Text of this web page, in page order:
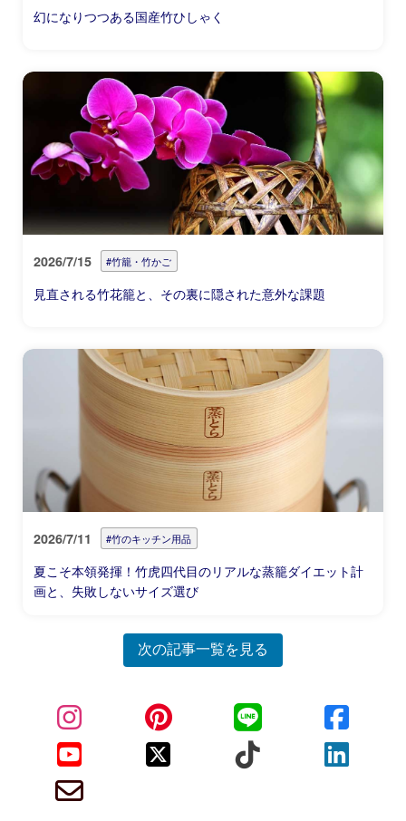
幻になりつつある国産竹ひしゃく
2026/7/15 #竹籠・竹かご
見直される竹花籠と、その裏に隠された意外な課題
2026/7/11 #竹のキッチン用品
夏こそ本領発揮！竹虎四代目のリアルな蒸籠ダイエット計
画と、失敗しないサイズ選び
次の記事一覧を見る